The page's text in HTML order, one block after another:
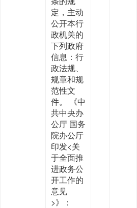
定，主动
公开本行
政机关的
下列政府
信息：行
政法规、
规章和规
范性文
件。 《中
共中央办
公厅 国务
院办公厅
印发<关
于全面推
进政务公
开工作的
意见
>》：